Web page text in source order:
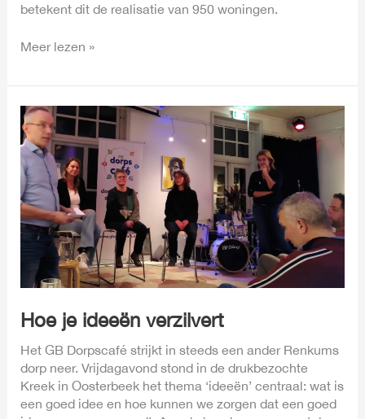
betekent dit de realisatie van 950 woningen.
Meer lezen »
Hoe je ideeën verzilvert
Het GB Dorpscafé strijkt in steeds een ander Renkums
dorp neer. Vrijdagavond stond in de drukbezochte
Kreek in Oosterbeek het thema ‘ideeën’ centraal: wat is
een goed idee en hoe kunnen we zorgen dat een goed
Hoe
je
ideeën
verzilvert